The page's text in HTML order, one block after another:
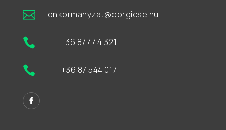
 onkormanyzat@dorgicse.hu
 +36 87 444 321
 +36 87 544 017